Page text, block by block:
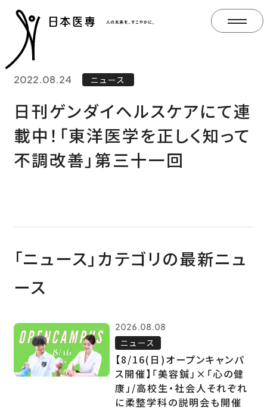
2022.08.24 ニュース
日刊ゲンダイヘルスケアにて連
載中！「東洋医学を正しく知って
不調改善」第三十一回
「ニュース」カテゴリの最新ニュ
ース
2026.08.08
ニュース
【8/16(日)オープンキャンパ
ス開催】「美容鍼」×「心の健
康」/高校生・社会人それぞれ
に柔整学科の説明会も開催